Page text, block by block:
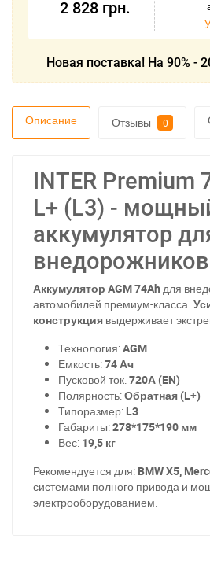
2 828 грн.
Новая поставка! На 90% -
Описание Отзывы 0
INTER Premium
L+ (L3) -
аккумулятор
внедорожников
Аккумулятор AGM 74Ah для
автомобилей премиум-класса.
конструкция выдерживает
Технология:AGM
Емкость:74 Ач
Пусковой ток:720А (EN)
Полярность:Обратная (L+)
Типоразмер: L3
Габариты:278*175*190 мм
Вес: 19,5 кг
Рекомендуется для: BMW X5,
системами полного привода и
электрооборудованием.